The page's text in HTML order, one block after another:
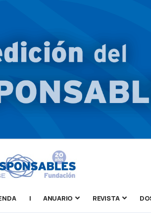
| ANUARIO REVISTA